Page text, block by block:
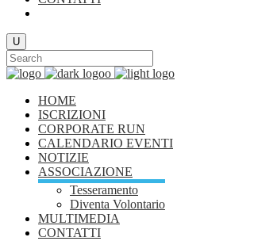
HOME
ISCRIZIONI
CORPORATE RUN
CALENDARIO EVENTI
NOTIZIE
ASSOCIAZIONE
Tesseramento
Diventa Volontario
MULTIMEDIA
CONTATTI